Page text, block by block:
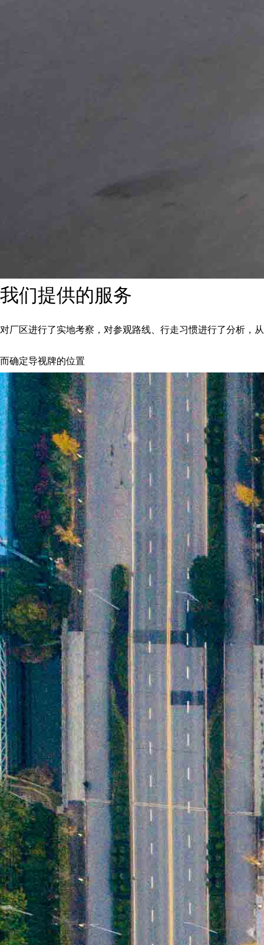
我们提供的服务
对厂区进行了实地考察，对参观路线、行走习惯进行了分析，从
而确定导视牌的位置